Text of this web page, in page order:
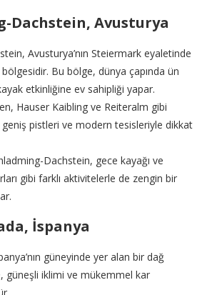
Dachstein, Avusturya
Avusturya’nın Steiermark eyaletinde
Bu bölge, dünya çapında ün
etkinliğine ev sahipliği yapar.
Hauser Kaibling ve Reiteralm gibi
pistleri ve modern tesisleriyle dikkat
Dachstein, gece kayağı ve
gibi farklı aktivitelerle de zengin bir
İspanya
güneyinde yer alan bir dağ
güneşli iklimi ve mükemmel kar